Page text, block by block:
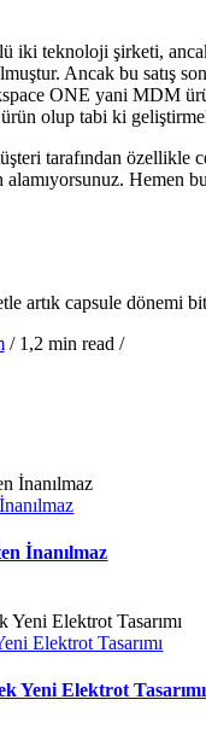
teknoloji şirketi,
Ancak bu
ONE yani MDM
olup tabi ki
tarafından özellikle
alamıyorsunuz. Hemen
artık capsule dönemi
/ 1,2 min read /
İnanılmaz
Elektrot Tasarımı
Yeni Elektrot Tasarımı